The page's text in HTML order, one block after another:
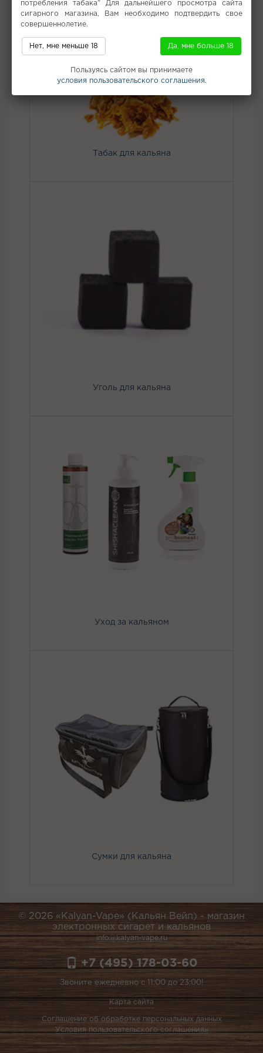
Все вкусы табака для кальяна Satyr
Не забудьте купить
Табак для кальяна
Уголь для кальяна
Уход за кальяном
Сумки для кальяна
© 2026 «Kalyan-Vape» (Кальян Вейп) - магазин
электронных сигарет и кальянов
info@kalyan-vape.ru
+7 (495) 178-03-60
Звоните ежедневно с 11:00 до 23:00!
Карта сайта
Соглашение об обработке персональных данных
Условия пользовательского соглашения»
потребления табака" Для дальнейшего просмотра сайта
сигарного магазина, Вам необходимо подтвердить свое
совершеннолетие.
Нет, мне меньше 18 Да, мне больше 18
Пользуясь сайтом вы принимаете
условия пользовательского соглашения.